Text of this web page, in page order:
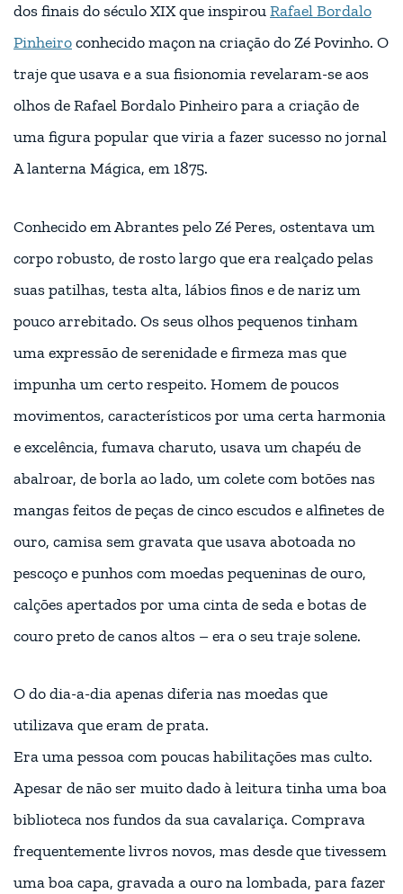
dos finais do século XIX que inspirouRafael Bordalo
Pinheiroconhecido maçon na criação do Zé Povinho. O
traje que usava e a sua fisionomia revelaram-se aos
olhos de Rafael Bordalo Pinheiro para a criação de
uma figura popular que viria a fazer sucesso no jornal
A lanterna Mágica, em 1875.
Conhecido em Abrantes pelo Zé Peres, ostentava um
corpo robusto, de rosto largo que era realçado pelas
suas patilhas, testa alta, lábios finos e de nariz um
pouco arrebitado. Os seus olhos pequenos tinham
uma expressão de serenidade e firmeza mas que
impunha um certo respeito. Homem de poucos
movimentos, característicos por uma certa harmonia
e excelência, fumava charuto, usava um chapéu de
abalroar, de borla ao lado, um colete com botões nas
mangas feitos de peças de cinco escudos e alfinetes de
ouro, camisa sem gravata que usava abotoada no
pescoço e punhos com moedas pequeninas de ouro,
calções apertados por uma cinta de seda e botas de
couro preto de canos altos – era o seu traje solene.
O do dia-a-dia apenas diferia nas moedas que
utilizava que eram de prata.
Era uma pessoa com poucas habilitações mas culto.
Apesar de não ser muito dado à leitura tinha uma boa
biblioteca nos fundos da sua cavalariça. Comprava
frequentemente livros novos, mas desde que tivessem
uma boa capa, gravada a ouro na lombada, para fazer